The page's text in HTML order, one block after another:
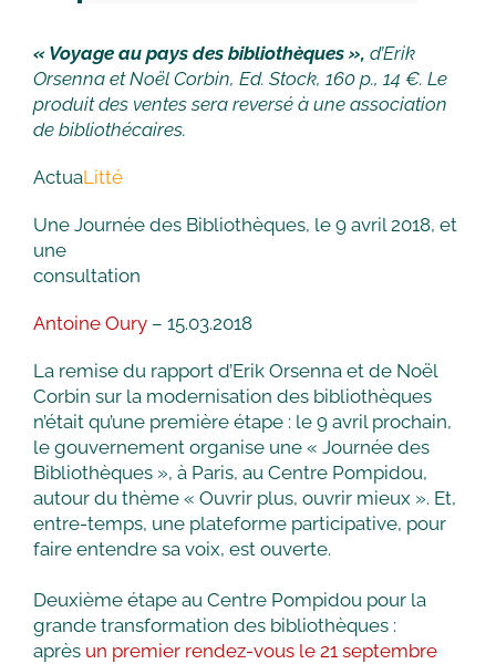
« Voyage au pays des bibliothèques », d’Erik
Orsenna et Noël Corbin, Ed. Stock, 160 p., 14 €. Le
produit des ventes sera reversé à une association
de bibliothécaires.
ActuaLitté
Une Journée des Bibliothèques, le 9 avril 2018, et
une
consultation
Antoine Oury – 15.03.2018
La remise du rapport d’Erik Orsenna et de Noël
Corbin sur la modernisation des bibliothèques
n’était qu’une première étape : le 9 avril prochain,
le gouvernement organise une « Journée des
Bibliothèques », à Paris, au Centre Pompidou,
autour du thème « Ouvrir plus, ouvrir mieux ». Et,
entre-temps, une plateforme participative, pour
faire entendre sa voix, est ouverte.
Deuxième étape au Centre Pompidou pour la
grande transformation des bibliothèques :
après un premier rendez-vous le 21 septembre